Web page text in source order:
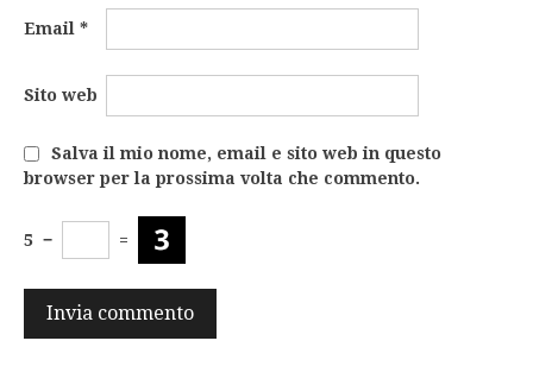
Email *
Sito web
Salva il mio nome, email e sito web in questo
browser per la prossima volta che commento.
5 − =